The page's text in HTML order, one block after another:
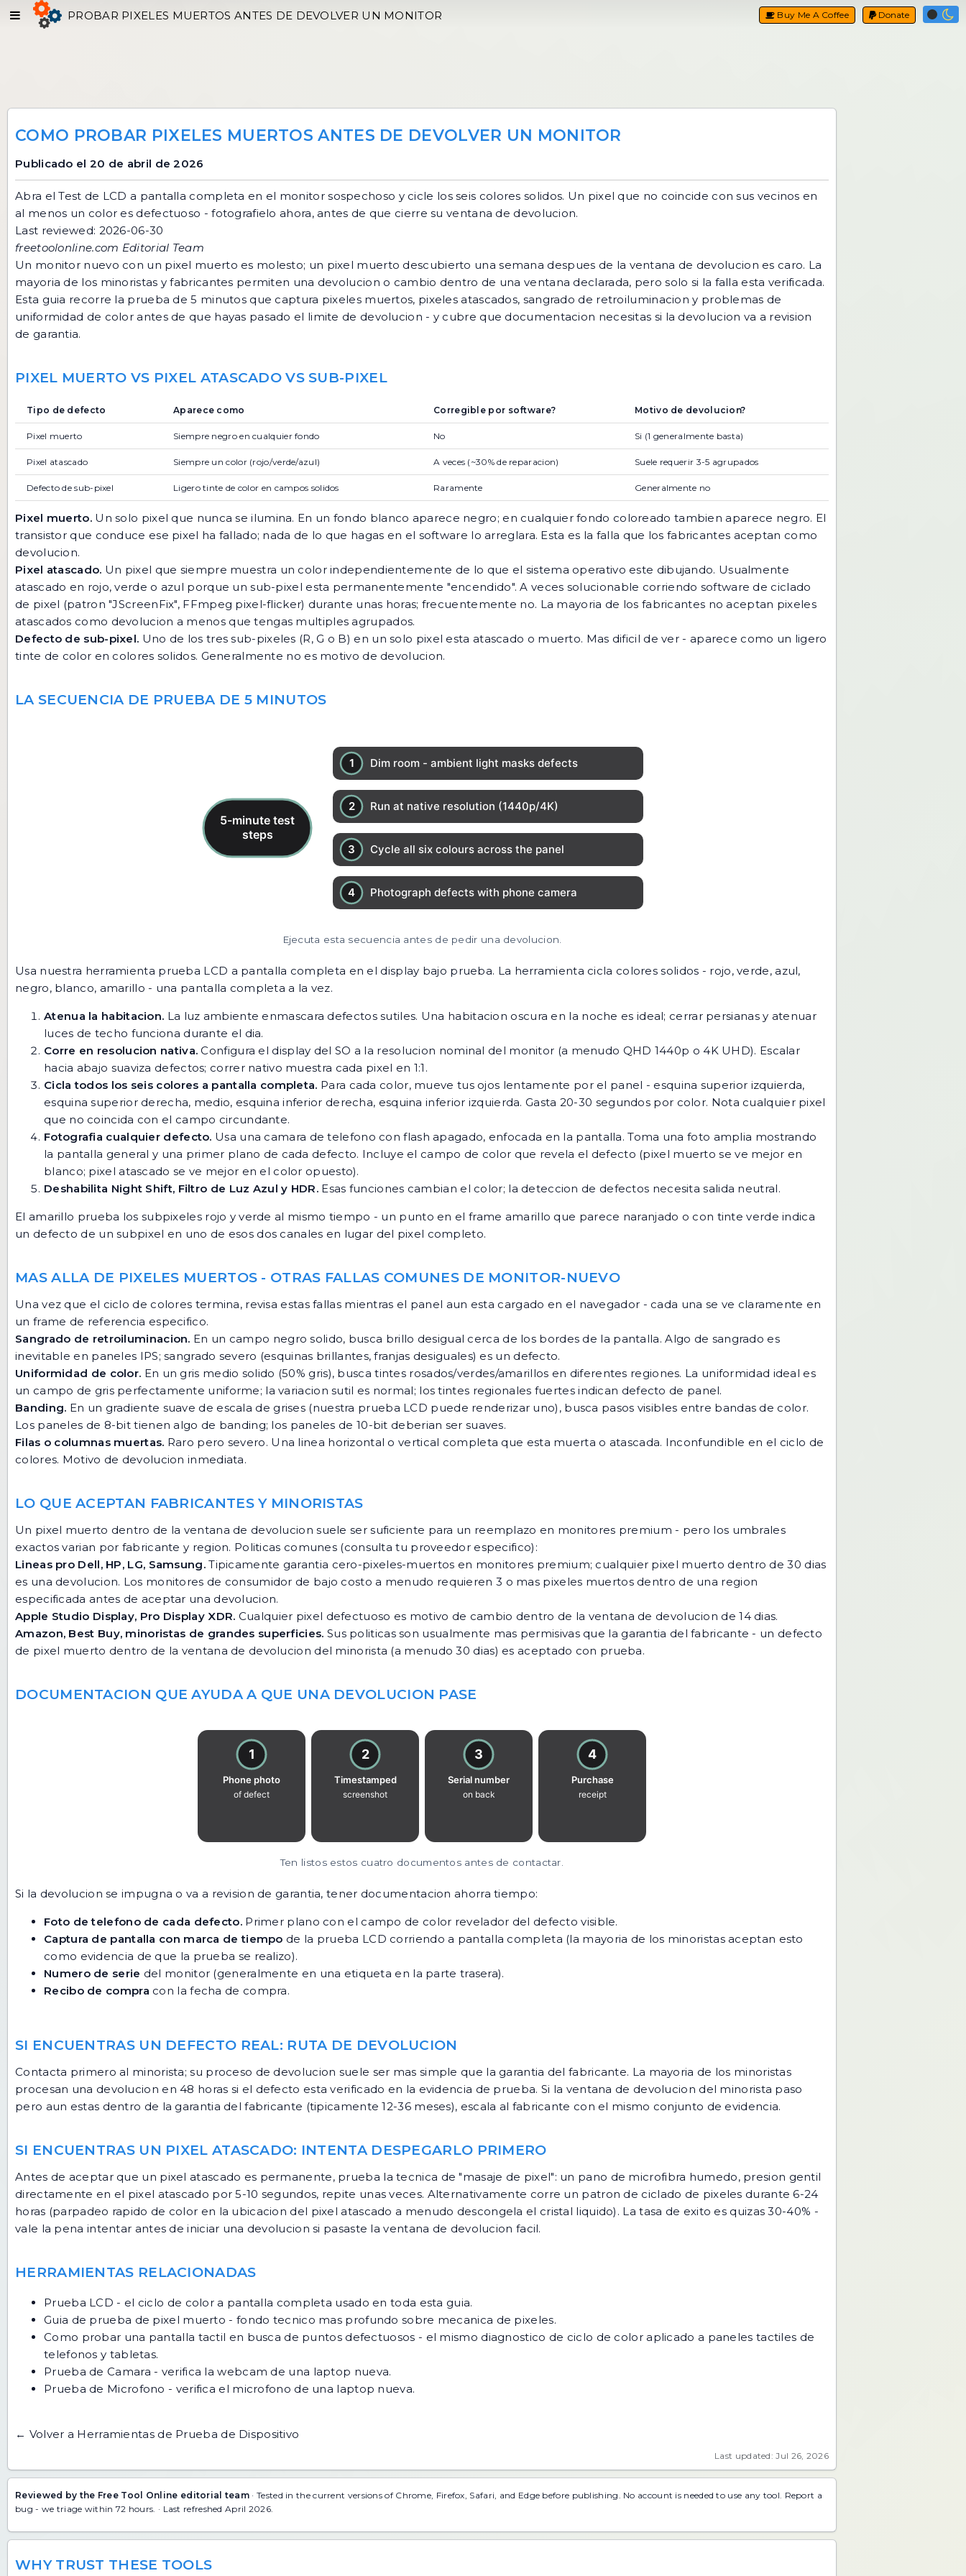
Donate
Buy Me A Coffee
PROBAR PIXELES MUERTOS ANTES DE DEVOLVER UN MONITOR
COMO PROBAR PIXELES MUERTOS ANTES DE DEVOLVER UN MONITOR
Publicado el 20 de abril de 2026
Abra elTest de LCD a pantalla completa en el monitor sospechoso y cicle los seis colores solidos. Un pixel que no coincide con sus vecinos en
al menos un color es defectuoso - fotografielo ahora, antes de que cierre su ventana de devolucion.
Last reviewed: 2026-06-30
freetoolonline.com Editorial Team
Un monitor nuevo con un pixel muerto es molesto; un pixel muerto descubierto una semana despues de la ventana de devolucion es caro. La
mayoria de los minoristas y fabricantes permiten una devolucion o cambio dentro de una ventana declarada, pero solo si la falla esta verificada.
Esta guia recorre la prueba de 5 minutos que captura pixeles muertos, pixeles atascados, sangrado de retroiluminacion y problemas de
uniformidad de color antes de que hayas pasado el limite de devolucion - y cubre que documentacion necesitas si la devolucion va a revision
de garantia.
PIXEL MUERTO VS PIXEL ATASCADO VS SUB-PIXEL
Tipo de defecto Aparece como Corregible por software? Motivo de devolucion?
Pixel muerto Siempre negro en cualquier fondo No Si (1 generalmente basta)
Pixel atascado Siempre un color (rojo/verde/azul) A veces (~30% de reparacion) Suele requerir 3-5 agrupados
Defecto de sub-pixel Ligero tinte de color en campos solidos Raramente Generalmente no
Pixel muerto.Un solo pixel que nunca se ilumina. En un fondo blanco aparece negro; en cualquier fondo coloreado tambien aparece negro. El
transistor que conduce ese pixel ha fallado; nada de lo que hagas en el software lo arreglara. Esta es la falla que los fabricantes aceptan como
devolucion.
Pixel atascado. Un pixel que siempre muestra un color independientemente de lo que el sistema operativo este dibujando. Usualmente
atascado en rojo, verde o azul porque un sub-pixel esta permanentemente "encendido". A veces solucionable corriendo software de ciclado
de pixel (patron "JScreenFix", FFmpeg pixel-flicker) durante unas horas; frecuentemente no. La mayoria de los fabricantes no aceptan pixeles
atascados como devolucion a menos que tengas multiples agrupados.
Defecto de sub-pixel. Uno de los tres sub-pixeles (R, G o B) en un solo pixel esta atascado o muerto. Mas dificil de ver - aparece como un ligero
tinte de color en colores solidos. Generalmente no es motivo de devolucion.
LA SECUENCIA DE PRUEBA DE 5 MINUTOS
Ejecuta esta secuencia antes de pedir una devolucion.
Usa nuestra herramienta prueba LCD a pantalla completa en el display bajo prueba. La herramienta cicla colores solidos - rojo, verde, azul,
negro, blanco, amarillo - una pantalla completa a la vez.
Atenua la habitacion. La luz ambiente enmascara defectos sutiles. Una habitacion oscura en la noche es ideal; cerrar persianas y atenuar
luces de techo funciona durante el dia.
Corre en resolucion nativa. Configura el display del SO a la resolucion nominal del monitor (a menudo QHD 1440p o 4K UHD). Escalar
hacia abajo suaviza defectos; correr nativo muestra cada pixel en 1:1.
Cicla todos los seis colores a pantalla completa. Para cada color, mueve tus ojos lentamente por el panel - esquina superior izquierda,
esquina superior derecha, medio, esquina inferior derecha, esquina inferior izquierda. Gasta 20-30 segundos por color. Nota cualquier pixel
que no coincida con el campo circundante.
Fotografia cualquier defecto. Usa una camara de telefono con flash apagado, enfocada en la pantalla. Toma una foto amplia mostrando
la pantalla general y una primer plano de cada defecto. Incluye el campo de color que revela el defecto (pixel muerto se ve mejor en
blanco; pixel atascado se ve mejor en el color opuesto).
Deshabilita Night Shift, Filtro de Luz Azul y HDR. Esas funciones cambian el color; la deteccion de defectos necesita salida neutral.
El amarillo prueba los subpixeles rojo y verde al mismo tiempo - un punto en el frame amarillo que parece naranjado o con tinte verde indica
un defecto de un subpixel en uno de esos dos canales en lugar del pixel completo.
MAS ALLA DE PIXELES MUERTOS - OTRAS FALLAS COMUNES DE MONITOR-NUEVO
Una vez que el ciclo de colores termina, revisa estas fallas mientras el panel aun esta cargado en el navegador - cada una se ve claramente en
un frame de referencia especifico.
Sangrado de retroiluminacion. En un campo negro solido, busca brillo desigual cerca de los bordes de la pantalla. Algo de sangrado es
inevitable en paneles IPS; sangrado severo (esquinas brillantes, franjas desiguales) es un defecto.
Uniformidad de color. En un gris medio solido (50% gris), busca tintes rosados/verdes/amarillos en diferentes regiones. La uniformidad ideal es
un campo de gris perfectamente uniforme; la variacion sutil es normal; los tintes regionales fuertes indican defecto de panel.
Banding. En un gradiente suave de escala de grises (nuestra prueba LCD puede renderizar uno), busca pasos visibles entre bandas de color.
Los paneles de 8-bit tienen algo de banding; los paneles de 10-bit deberian ser suaves.
Filas o columnas muertas. Raro pero severo. Una linea horizontal o vertical completa que esta muerta o atascada. Inconfundible en el ciclo de
colores. Motivo de devolucion inmediata.
LO QUE ACEPTAN FABRICANTES Y MINORISTAS
Un pixel muerto dentro de la ventana de devolucion suele ser suficiente para un reemplazo en monitores premium - pero los umbrales
exactos varian por fabricante y region. Politicas comunes (consulta tu proveedor especifico):
Lineas pro Dell, HP, LG, Samsung.Tipicamente garantia cero-pixeles-muertos en monitores premium; cualquier pixel muerto dentro de 30 dias
es una devolucion. Los monitores de consumidor de bajo costo a menudo requieren 3 o mas pixeles muertos dentro de una region
especificada antes de aceptar una devolucion.
Apple Studio Display, Pro Display XDR. Cualquier pixel defectuoso es motivo de cambio dentro de la ventana de devolucion de 14 dias.
Amazon, Best Buy, minoristas de grandes superficies. Sus politicas son usualmente mas permisivas que la garantia del fabricante - un defecto
de pixel muerto dentro de la ventana de devolucion del minorista (a menudo 30 dias) es aceptado con prueba.
DOCUMENTACION QUE AYUDA A QUE UNA DEVOLUCION PASE
Ten listos estos cuatro documentos antes de contactar.
Si la devolucion se impugna o va a revision de garantia, tener documentacion ahorra tiempo:
Foto de telefono de cada defecto.Primer plano con el campo de color revelador del defecto visible.
Captura de pantalla con marca de tiempo de la prueba LCD corriendo a pantalla completa (la mayoria de los minoristas aceptan esto
como evidencia de que la prueba se realizo).
Numero de serie del monitor (generalmente en una etiqueta en la parte trasera).
Recibo de compra con la fecha de compra.
SI ENCUENTRAS UN DEFECTO REAL: RUTA DE DEVOLUCION
Contacta primero al minorista; su proceso de devolucion suele ser mas simple que la garantia del fabricante. La mayoria de los minoristas
procesan una devolucion en 48 horas si el defecto esta verificado en la evidencia de prueba. Si la ventana de devolucion del minorista paso
pero aun estas dentro de la garantia del fabricante (tipicamente 12-36 meses), escala al fabricante con el mismo conjunto de evidencia.
SI ENCUENTRAS UN PIXEL ATASCADO: INTENTA DESPEGARLO PRIMERO
Antes de aceptar que un pixel atascado es permanente, prueba la tecnica de "masaje de pixel": un pano de microfibra humedo, presion gentil
directamente en el pixel atascado por 5-10 segundos, repite unas veces. Alternativamente corre un patron de ciclado de pixeles durante 6-24
horas (parpadeo rapido de color en la ubicacion del pixel atascado a menudo descongela el cristal liquido). La tasa de exito es quizas 30-40% -
vale la pena intentar antes de iniciar una devolucion si pasaste la ventana de devolucion facil.
HERRAMIENTAS RELACIONADAS
Prueba LCD - el ciclo de color a pantalla completa usado en toda esta guia.
Guia de prueba de pixel muerto - fondo tecnico mas profundo sobre mecanica de pixeles.
Como probar una pantalla tactil en busca de puntos defectuosos - el mismo diagnostico de ciclo de color aplicado a paneles tactiles de
telefonos y tabletas.
Prueba de Camara - verifica la webcam de una laptop nueva.
Prueba de Microfono - verifica el microfono de una laptop nueva.
← Volver a Herramientas de Prueba de Dispositivo
Last updated: Jul 26, 2026
Reviewed by the Free Tool Online editorial team · Tested in the current versions of Chrome, Firefox, Safari, and Edge before publishing. No account is needed to use any tool. Report a
bug - we triage within 72 hours. · Last refreshed April 2026.
WHY TRUST THESE TOOLS